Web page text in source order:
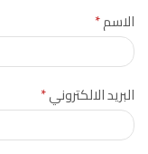
الاسم*
البريد الالكتروني*